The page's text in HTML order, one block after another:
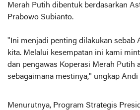
Merah Putih dibentuk berdasarkan
Prabowo Subianto.
"Ini menjadi penting dilakukan sebab
kita. Melalui kesempatan ini kami
dan pengawas Koperasi Merah Putih
sebagaimana mestinya," ungkap Andi
Menurutnya, Program Strategis